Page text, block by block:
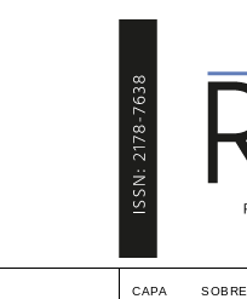
CAPA SOBRE